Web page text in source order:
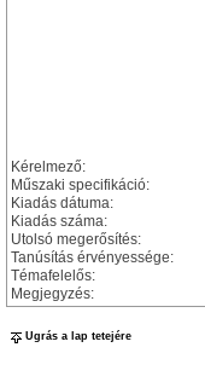
Kérelmező:
Műszaki specifikáció:
Kiadás dátuma:
Kiadás száma:
Utolsó megerősítés:
Tanúsítás érvényessége:
Témafelelős:
Megjegyzés:
Ugrás a lap tetejére